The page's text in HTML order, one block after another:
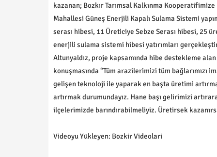
kazanan; Bozkır Tarımsal Kalkınma
Mahallesi Güneş Enerjili Kapalı Sulama Sistemi
serası hibesi, 11 Üreticiye Sebze Serası hibesi, 25
enerjili sulama sistemi hibesi yatırımları
Altunyaldız, proje kapsamında hibe destekleme
konuşmasında “Tüm arazilerimizi tüm bağlarımızı
gelişen teknoloji ile yaparak en başta üretimi
artırmak durumundayız. Hane başı gelirimizi
ilçelerimizde barındırabilmeliyiz. Üretirsek
Videoyu Yükleyen: Bozkir Videolari